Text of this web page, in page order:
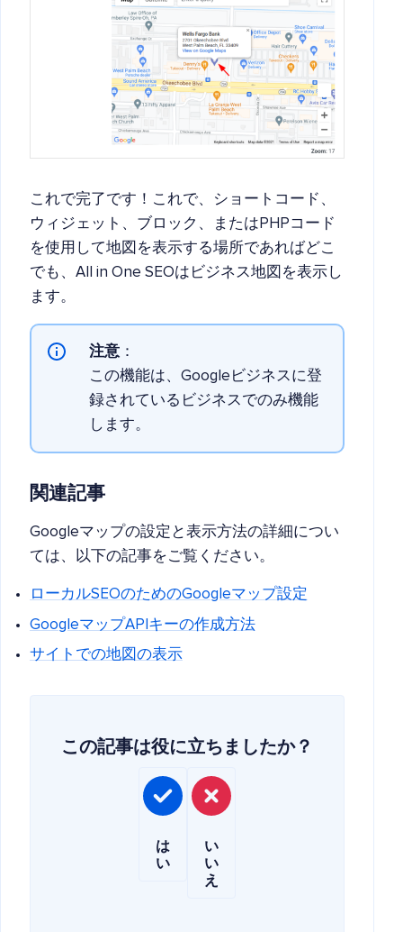
これで完了です！これで、ショートコード、
ウィジェット、ブロック、またはPHPコード
を使用して地図を表示する場所であればどこ
でも、All in One SEOはビジネス地図を表示し
ます。
注意 ：
この機能は、Googleビジネスに登
録されているビジネスでのみ機能
します。
関連記事
Googleマップの設定と表示方法の詳細につい
ては、以下の記事をご覧ください。
ローカルSEOのためのGoogleマップ設定
GoogleマップAPIキーの作成方法
サイトでの地図の表示
この記事は役に立ちましたか？
は
い
い
い
え